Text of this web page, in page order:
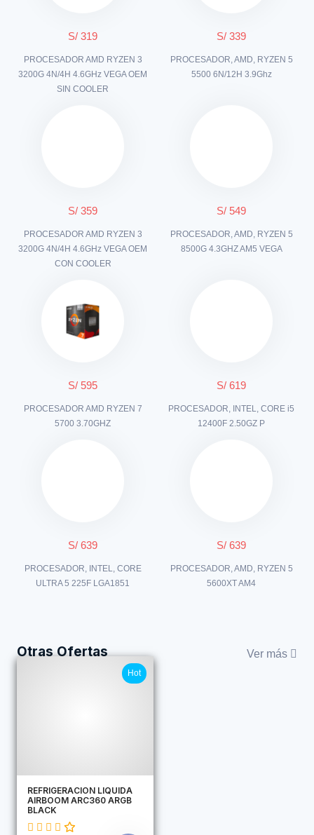
S/ 319
PROCESADOR AMD RYZEN 3
3200G 4N/4H 4.6GHz VEGA OEM
SIN COOLER
S/ 339
PROCESADOR, AMD, RYZEN 5
5500 6N/12H 3.9Ghz
S/ 359
PROCESADOR AMD RYZEN 3
3200G 4N/4H 4.6GHz VEGA OEM
CON COOLER
S/ 549
PROCESADOR, AMD, RYZEN 5
8500G 4.3GHZ AM5 VEGA
S/ 595
PROCESADOR AMD RYZEN 7
5700 3.70GHZ
S/ 619
PROCESADOR, INTEL, CORE i5
12400F 2.50GZ P
S/ 639
PROCESADOR, INTEL, CORE
ULTRA 5 225F LGA1851
S/ 639
PROCESADOR, AMD, RYZEN 5
5600XT AM4
Otras Ofertas Ver más
Hot
REFRIGERACION LIQUIDA
AIRBOOM ARC360 ARGB
BLACK